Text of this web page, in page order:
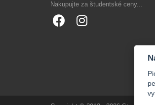
Nakupujte za študentské ceny...